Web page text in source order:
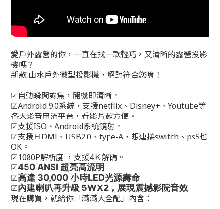
愛戶外露營的你，一直在找一款輕巧，又清晰的露營投影
機嗎？
新款 山水戶外微型投影機，絕對符合您唷！
☑自動瞬間對焦，開機即清晰。
☑Android 9.0系統，支援netflix、‎Disney+、Youtube等
各大影音串流平台，看影片超方便。
☑支援ISO、Android系統鏡射。
☑支援ＨDMI、USB2.0、type-A，想連接switch、ps5也
OK。
☑1080P解析度 ，支援4Ｋ解碼。
☑450 ANSI 超亮高流明
☑高達 30,000 小時LED光源壽命
☑內建喇叭再升級 5WX2，展現震撼影院音效
現在購買，就給你「滿滿大全配」內含：